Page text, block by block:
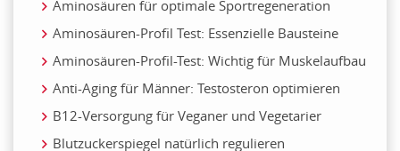
Aminosäuren für optimale Sportregeneration
Aminosäuren-Profil Test: Essenzielle Bausteine
Aminosäuren-Profil-Test: Wichtig für Muskelaufbau
Anti-Aging für Männer: Testosteron optimieren
B12-Versorgung für Veganer und Vegetarier
Blutzuckerspiegel natürlich regulieren